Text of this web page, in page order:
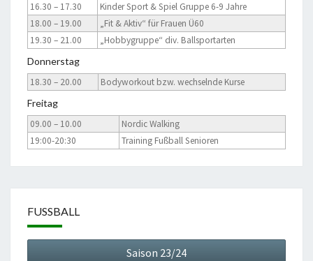
16.30 – 17.30
Kinder Sport & Spiel Gruppe 6-9 Jahre
18.00 – 19.00
„Fit & Aktiv“ für Frauen Ü60
19.30 – 21.00
„Hobbygruppe“ div. Ballsportarten
Donnerstag
18.30 – 20.00
Bodyworkout bzw. wechselnde Kurse
Freitag
09.00 – 10.00
Nordic Walking
19:00-20:30
Training Fußball Senioren
FUSSBALL
Saison 23/24